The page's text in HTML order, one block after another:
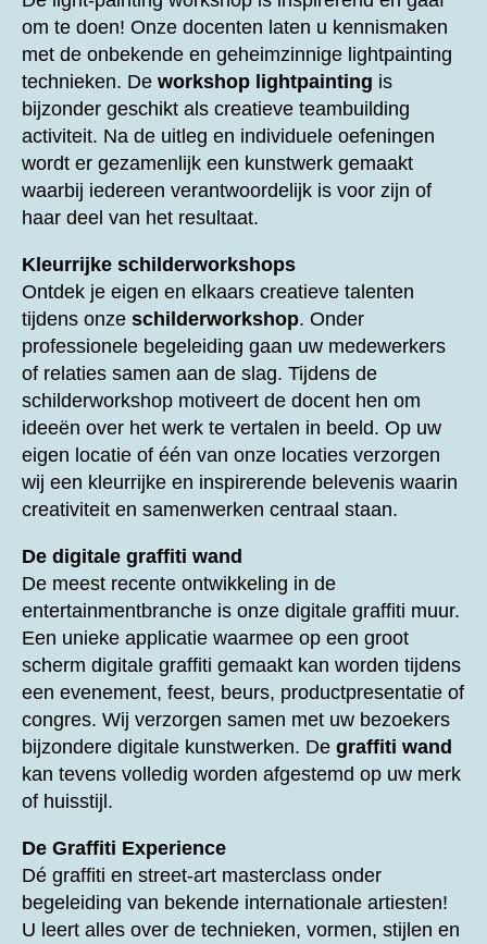
om te doen! Onze docenten laten u kennismaken
met de onbekende en geheimzinnige lightpainting
technieken. De workshop lightpainting is
bijzonder geschikt als creatieve teambuilding
activiteit. Na de uitleg en individuele oefeningen
wordt er gezamenlijk een kunstwerk gemaakt
waarbij iedereen verantwoordelijk is voor zijn of
haar deel van het resultaat.
Kleurrijke schilderworkshops
Ontdek je eigen en elkaars creatieve talenten
tijdens onze schilderworkshop. Onder
professionele begeleiding gaan uw medewerkers
of relaties samen aan de slag. Tijdens de
schilderworkshop motiveert de docent hen om
ideeën over het werk te vertalen in beeld. Op uw
eigen locatie of één van onze locaties verzorgen
wij een kleurrijke en inspirerende belevenis waarin
creativiteit en samenwerken centraal staan.
De digitale graffiti wand
De meest recente ontwikkeling in de
entertainmentbranche is onze digitale graffiti muur.
Een unieke applicatie waarmee op een groot
scherm digitale graffiti gemaakt kan worden tijdens
een evenement, feest, beurs, productpresentatie of
congres. Wij verzorgen samen met uw bezoekers
bijzondere digitale kunstwerken. De graffiti wand
kan tevens volledig worden afgestemd op uw merk
of huisstijl.
De Graffiti Experience
Dé graffiti en street-art masterclass onder
begeleiding van bekende internationale artiesten!
U leert alles over de technieken, vormen, stijlen en